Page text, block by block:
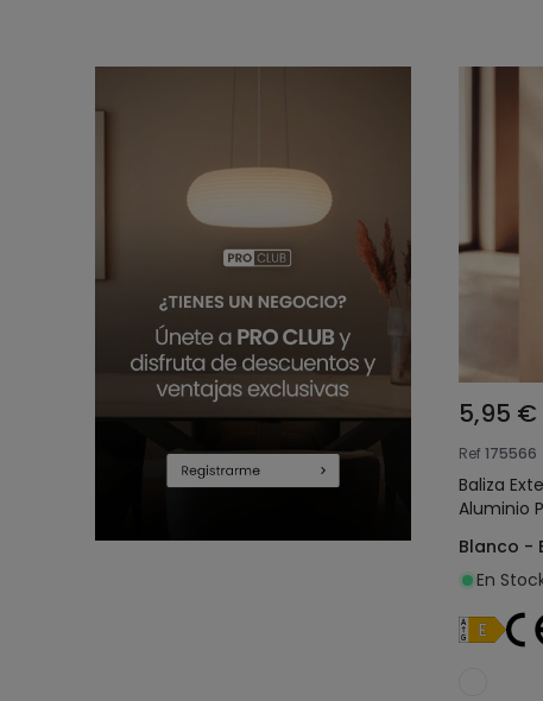
5,95 €
Ref175566
Baliza
Aluminio
Blanco -
En